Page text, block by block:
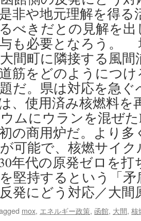
非や地元理解を得る
べきだとの見解を
も必要となろう。
間町に隣接する風
筋をどのようにつ
だ。県は対応を急
、使用済み核燃料を
ムにウランを混ぜ
の商用炉だ。より
可能で、核燃サイ
年代の原発ゼロを打
堅持するという「
発にどう対応／大間
mox, エネルギー政策, 函館, 大間, 核